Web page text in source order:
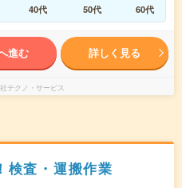
40代 50代 60代
進む 詳しく見る
テクノ・サービス
検査・運搬作業